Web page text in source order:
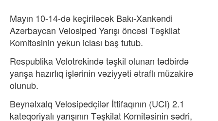
Mayın 10-14-də keçiriləcək Bakı-Xankəndi
Azərbaycan Velosiped Yarışı öncəsi Təşkilat
Komitəsinin yekun iclası baş tutub.
Respublika Velotrekində təşkil olunan tədbirdə
yarışa hazırlıq işlərinin vəziyyəti ətraflı müzakirə
olunub.
Beynəlxalq Velosipedçilər İttifaqının (UCI) 2.1
kateqoriyalı yarışının Təşkilat Komitəsinin sədri,